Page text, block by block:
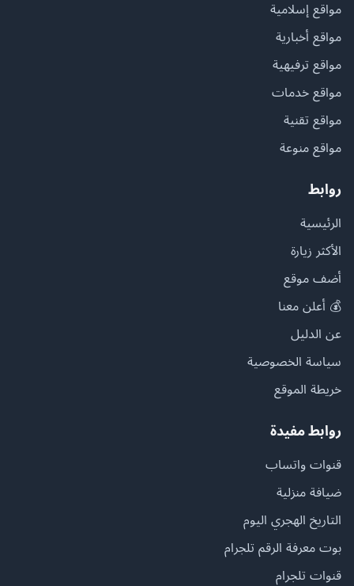
مواقع إسلامية
مواقع أخبارية
مواقع ترفيهية
مواقع خدمات
مواقع تقنية
مواقع منوعة
روابط
الرئيسية
الأكثر زيارة
أضف موقع
💰 أعلن معنا
عن الدليل
سياسة الخصوصية
خريطة الموقع
روابط مفيدة
قنوات واتساب
ضيافة منزلية
التاريخ الهجري اليوم
بوت معرفة الرقم تلجرام
قنوات تلجرام